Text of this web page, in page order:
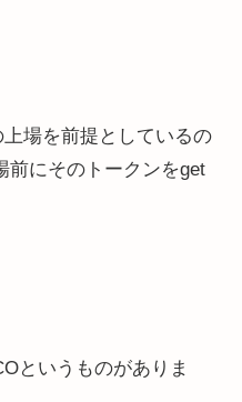
場を前提としているの
前にそのトークンをget
というものがありま